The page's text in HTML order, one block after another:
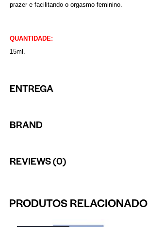
prazer e facilitando o orgasmo feminino.
QUANTIDADE:
15ml.
ENTREGA
BRAND
REVIEWS (0)
PRODUTOS